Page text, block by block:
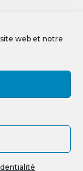
web et notre
0